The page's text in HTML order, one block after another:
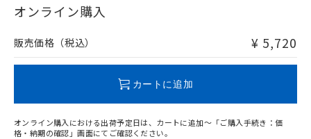
在庫等で未対応品が混在する可能性があります。
問い合わせください。
オンライン購入
販売価格（税込） ¥ 5,720
カートに追加
オンライン購入における出荷予定日は、カートに追加～「ご購入手続き：価
格・納期の確認」画面にてご確認ください。